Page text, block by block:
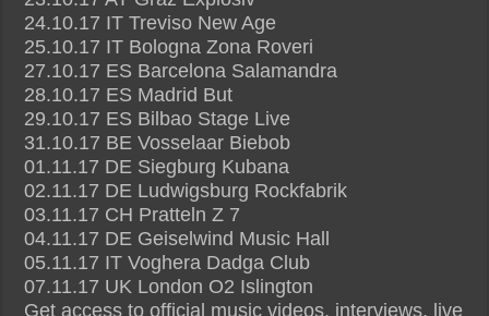
24.10.17 IT Treviso New Age
25.10.17 IT Bologna Zona Roveri
27.10.17 ES Barcelona Salamandra
28.10.17 ES Madrid But
29.10.17 ES Bilbao Stage Live
31.10.17 BE Vosselaar Biebob
01.11.17 DE Siegburg Kubana
02.11.17 DE Ludwigsburg Rockfabrik
03.11.17 CH Pratteln Z 7
04.11.17 DE Geiselwind Music Hall
05.11.17 IT Voghera Dadga Club
07.11.17 UK London O2 Islington
Get access to official music videos, interviews, live